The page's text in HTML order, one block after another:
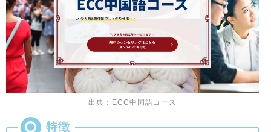
出典：ECC中国語コース